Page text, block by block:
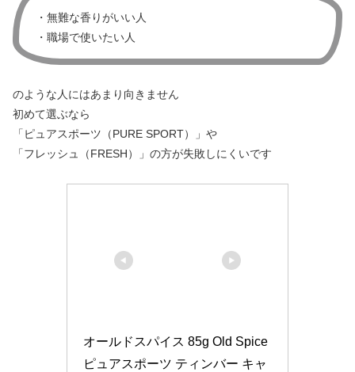
・無難な香りがいい人
・職場で使いたい人
のような人にはあまり向きません
初めて選ぶなら
「ピュアスポーツ（PURE SPORT）」や
「フレッシュ（FRESH）」の方が失敗しにくいです
オールドスパイス 85g Old Spice
ピュアスポーツ ティンバー キャ